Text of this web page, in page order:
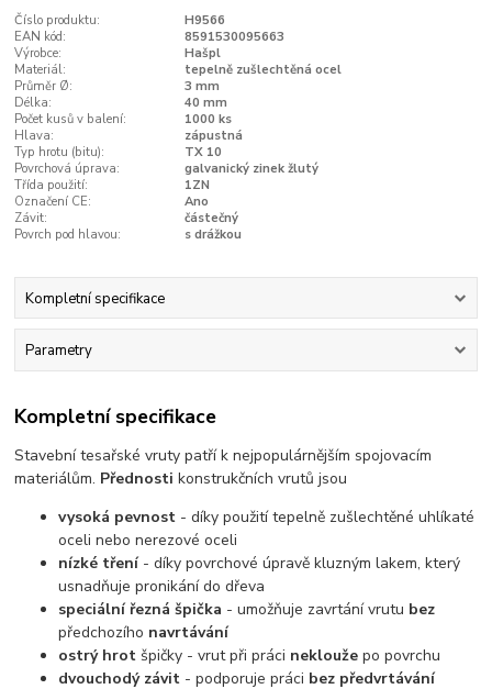
Číslo produktu:
H9566
EAN kód:
8591530095663
Výrobce:
Hašpl
Materiál:
tepelně zušlechtěná ocel
Průměr Ø:
3 mm
Délka:
40 mm
Počet kusů v balení:
1000 ks
Hlava:
zápustná
Typ hrotu (bitu):
TX 10
Povrchová úprava:
galvanický zinek žlutý
Třída použití:
1ZN
Označení CE:
Ano
Závit:
částečný
Povrch pod hlavou:
s drážkou
Kompletní specifikace
Parametry
Kompletní specifikace
Stavební tesařské vruty patří k nejpopulárnějším spojovacím
materiálům. Přednosti konstrukčních vrutů jsou
vysoká pevnost - díky použití tepelně zušlechtěné uhlíkaté
oceli nebo nerezové oceli
nízké tření- díky povrchové úpravě kluzným lakem, který
usnadňuje pronikání do dřeva
speciální řezná špička - umožňuje zavrtání vrutu bez
předchozího navrtávání
ostrý hrot špičky - vrut při práci nekloužepo povrchu
dvouchodý závit - podporuje práci bez předvrtávání